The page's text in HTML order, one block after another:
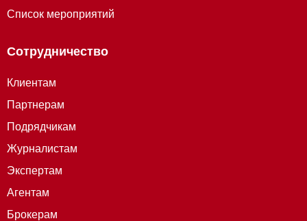
Список мероприятий
Сотрудничество
Клиентам
Партнерам
Подрядчикам
Журналистам
Экспертам
Агентам
Брокерам